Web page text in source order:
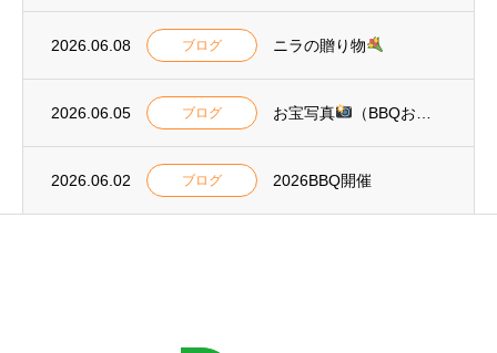
2026.06.08 ブログ ニラの贈り物
2026.06.05 ブログ お宝写真 （BBQおまけ）
2026.06.02 ブログ 2026BBQ開催